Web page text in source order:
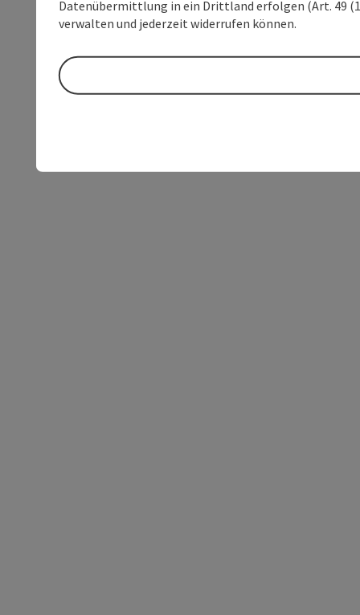
Datenübermittlung in ein Drittland erfolgen (Art. 49
verwalten und jederzeit widerrufen können.